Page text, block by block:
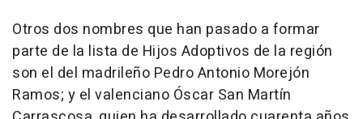
Otros dos nombres que han pasado a formar
parte de la lista de Hijos Adoptivos de la región
son el del madrileño Pedro Antonio Morejón
Ramos; y el valenciano Óscar San Martín